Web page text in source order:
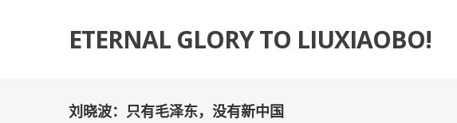
ETERNAL GLORY TO LIUXIAOBO!
刘晓波：只有毛泽东，没有新中国